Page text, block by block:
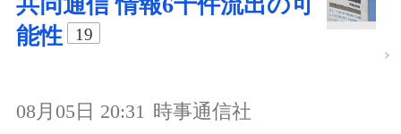
能性
19
08月05日 20:31 時事通信社